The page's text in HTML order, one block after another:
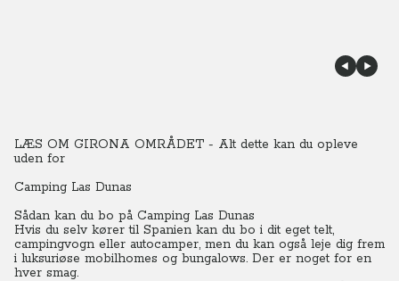
LÆS OM GIRONA OMRÅDET - Alt dette kan du opleve
uden for
Camping Las Dunas
Sådan kan du bo på Camping Las Dunas
Hvis du selv kører til Spanien kan du bo i dit eget telt,
campingvogn eller autocamper, men du kan også leje dig frem
i luksuriøse mobilhomes og bungalows. Der er noget for en
hver smag.